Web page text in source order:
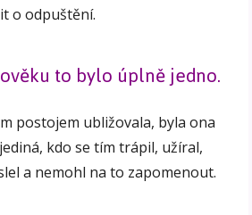
o odpuštění.
to bylo úplně jedno.
postojem ubližovala, byla ona
kdo se tím trápil, užíral,
a nemohl na to zapomenout.